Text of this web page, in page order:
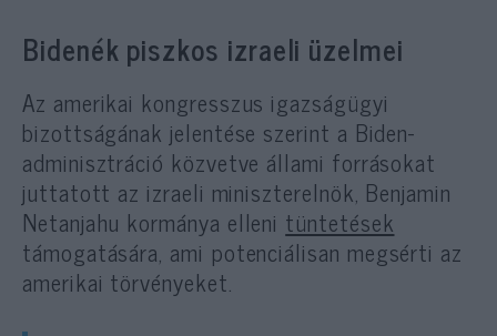
Bidenék piszkos izraeli üzelmei
Az amerikai kongresszus igazságügyi
bizottságának jelentése szerint a Biden-
adminisztráció közvetve állami forrásokat
juttatott az izraeli miniszterelnök, Benjamin
Netanjahu kormánya elleni tüntetések
támogatására, ami potenciálisan megsérti az
amerikai törvényeket.